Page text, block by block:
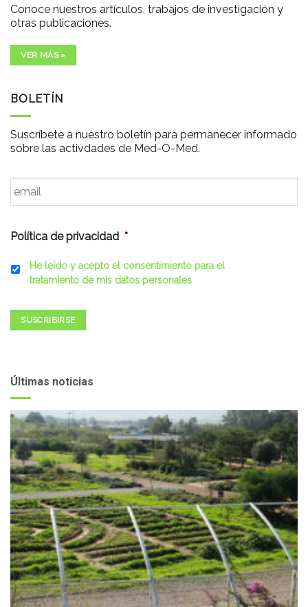
Conoce nuestros artículos, trabajos de investigación y
otras publicaciones.
VER MÁS »
BOLETÍN
Suscríbete a nuestro boletín para permanecer informado
sobre las activdades de Med-O-Med.
Email *
Política de privacidad *
He leído y acepto el consentimiento para el
tratamiento de mis datos personales
SUSCRIBIRSE
Últimas noticias